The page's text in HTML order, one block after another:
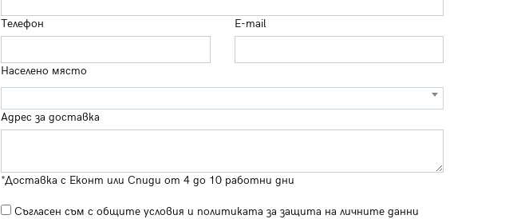
Телефон E-mail
Населено място
Адрес за доставка
*Доставка с Еконт или Спиди от 4 до 10 работни дни
Съгласен съм с общите условия и политиката за защита на личните данни